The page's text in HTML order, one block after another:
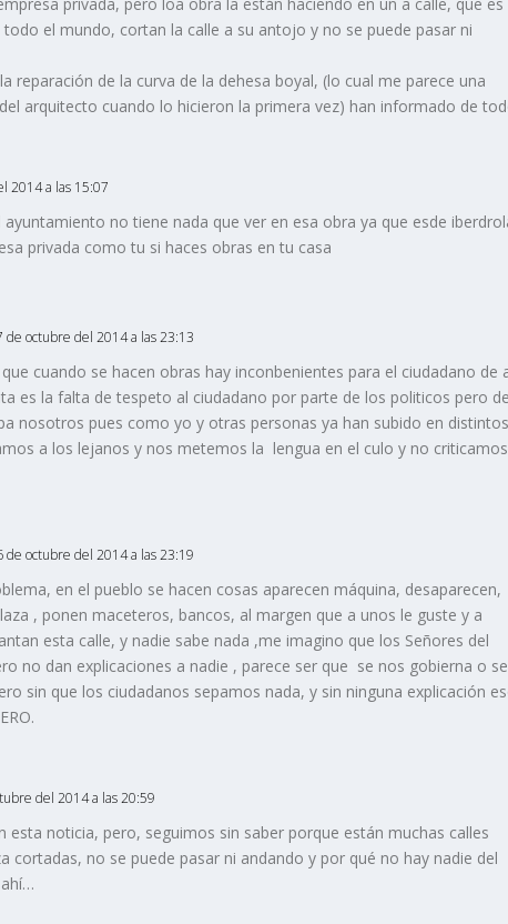
todo el mundo, cortan la calle a su antojo y no se puede pasar ni
reparación de la curva de la dehesa boyal, (lo cual me parece una
arquitecto cuando lo hicieron la primera vez) han informado de
2014 a las 15:07
ayuntamiento no tiene nada que ver en esa obra ya que esde
privada como tu si haces obras en tu casa
de octubre del 2014 a las 23:13
cuando se hacen obras hay inconbenientes para el ciudadano de
es la falta de tespeto al ciudadano por parte de los politicos pero de
nosotros pues como yo y otras personas ya han subido en distintos
a los lejanos y nos metemos la lengua en el culo y no criticamos
de octubre del 2014 a las 23:19
en el pueblo se hacen cosas aparecen máquina, desaparecen,
, ponen maceteros, bancos, al margen que a unos le guste y a
esta calle, y nadie sabe nada ,me imagino que los Señores del
no dan explicaciones a nadie , parece ser que se nos gobierna o se
sin que los ciudadanos sepamos nada, y sin ninguna explicación
del 2014 a las 20:59
esta noticia, pero, seguimos sin saber porque están muchas calles
cortadas, no se puede pasar ni andando y por qué no hay nadie del